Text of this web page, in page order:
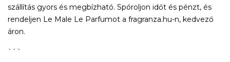
szállítás gyors és megbízható. Spóroljon időt és pénzt, és
rendeljen Le Male Le Parfumot a fragranza.hu-n, kedvező
áron.
```